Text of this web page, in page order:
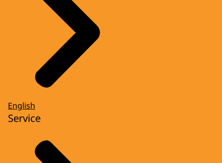
English
Service